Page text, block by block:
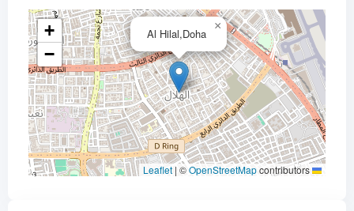
Al Hilal,Doha
×
+
−
| ©OpenStreetMapcontributors